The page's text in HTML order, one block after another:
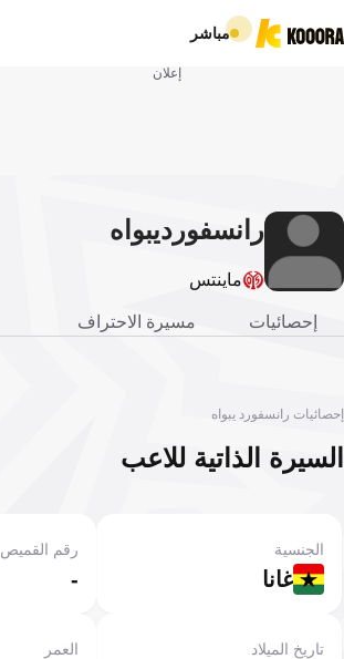
مباشر
إعلان
رانسفورديبواه
ماينتس
إحصائيات مسيرة الاحتراف
إحصائيات رانسفورد يبواه
السيرة الذاتية للاعب
غانا
الجنسية
-
رقم القميص
تاريخ الميلاد العمر